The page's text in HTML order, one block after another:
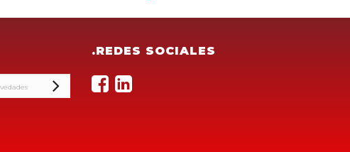
.REDES SOCIALES